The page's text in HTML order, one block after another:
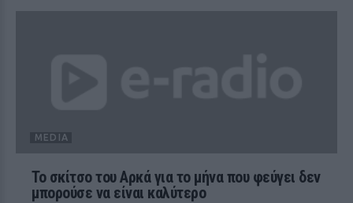
MEDIA
Το σκίτσο του Αρκά για το μήνα που φεύγει δεν
μπορούσε να είναι καλύτερο